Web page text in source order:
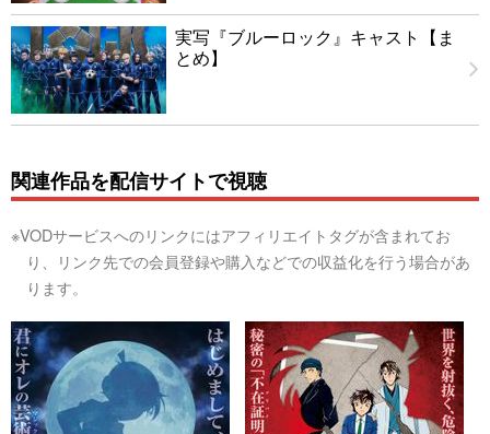
実写『ブルーロック』キャスト【ま
とめ】
関連作品を配信サイトで視聴
※VODサービスへのリンクにはアフィリエイトタグが含まれてお
り、リンク先での会員登録や購入などでの収益化を行う場合があ
ります。